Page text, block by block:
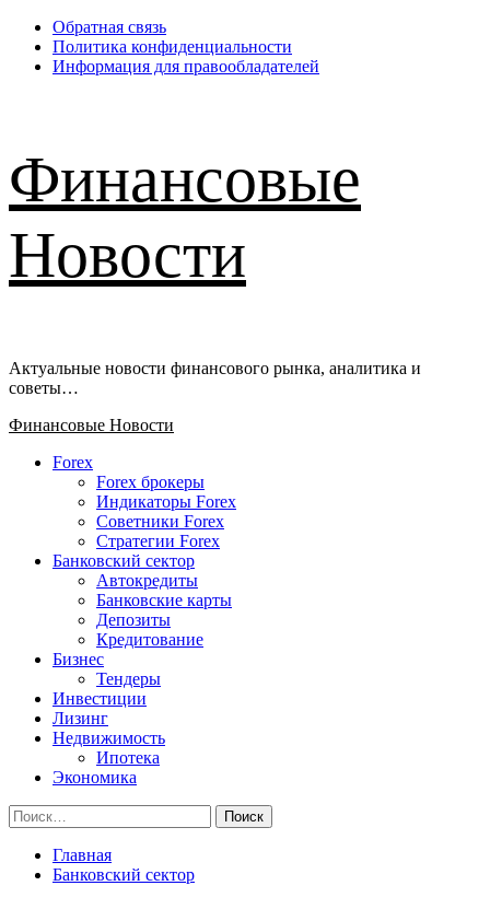
Перейти
содержимому
Обратная связь
Политика конфиденциальности
Информация для правообладателей
Финансовые
Новости
Актуальные новости финансового рынка, аналитика и
советы…
Основное
Финансовые Новости
Forex
Forex брокеры
Индикаторы Forex
Советники Forex
Стратегии Forex
Банковский сектор
Автокредиты
Банковские карты
Депозиты
Кредитование
Бизнес
Тендеры
Инвестиции
Лизинг
Недвижимость
Ипотека
Экономика
Найти:
Главная
Банковский сектор